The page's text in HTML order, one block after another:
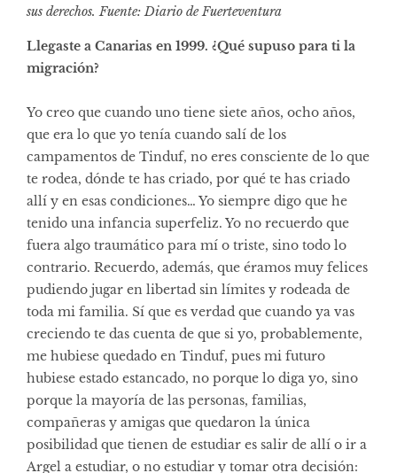
sus derechos. Fuente: Diario de Fuerteventura
Llegaste a Canarias en 1999. ¿Qué supuso para ti la
migración?
Yo creo que cuando uno tiene siete años, ocho años,
que era lo que yo tenía cuando salí de los
campamentos de Tinduf, no eres consciente de lo que
te rodea, dónde te has criado, por qué te has criado
allí y en esas condiciones… Yo siempre digo que he
tenido una infancia superfeliz. Yo no recuerdo que
fuera algo traumático para mí o triste, sino todo lo
contrario. Recuerdo, además, que éramos muy felices
pudiendo jugar en libertad sin límites y rodeada de
toda mi familia. Sí que es verdad que cuando ya vas
creciendo te das cuenta de que si yo, probablemente,
me hubiese quedado en Tinduf, pues mi futuro
hubiese estado estancado, no porque lo diga yo, sino
porque la mayoría de las personas, familias,
compañeras y amigas que quedaron la única
posibilidad que tienen de estudiar es salir de allí o ir a
Argel a estudiar, o no estudiar y tomar otra decisión: